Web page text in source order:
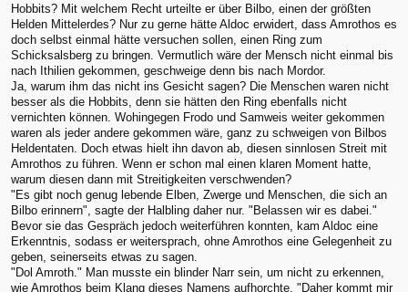
Hobbits? Mit welchem Recht urteilte er über Bilbo, einen der größten
Helden Mittelerdes? Nur zu gerne hätte Aldoc erwidert, dass Amrothos es
doch selbst einmal hätte versuchen sollen, einen Ring zum
Schicksalsberg zu bringen. Vermutlich wäre der Mensch nicht einmal bis
nach Ithilien gekommen, geschweige denn bis nach Mordor.
Ja, warum ihm das nicht ins Gesicht sagen? Die Menschen waren nicht
besser als die Hobbits, denn sie hätten den Ring ebenfalls nicht
vernichten können. Wohingegen Frodo und Samweis weiter gekommen
waren als jeder andere gekommen wäre, ganz zu schweigen von Bilbos
Heldentaten. Doch etwas hielt ihn davon ab, diesen sinnlosen Streit mit
Amrothos zu führen. Wenn er schon mal einen klaren Moment hatte,
warum diesen dann mit Streitigkeiten verschwenden?
"Es gibt noch genug lebende Elben, Zwerge und Menschen, die sich an
Bilbo erinnern", sagte der Halbling daher nur. "Belassen wir es dabei."
Bevor sie das Gespräch jedoch weiterführen konnten, kam Aldoc eine
Erkenntnis, sodass er weitersprach, ohne Amrothos eine Gelegenheit zu
geben, seinerseits etwas zu sagen.
"Dol Amroth." Man musste ein blinder Narr sein, um nicht zu erkennen,
wie Amrothos beim Klang dieses Namens aufhorchte. "Daher kommt mir